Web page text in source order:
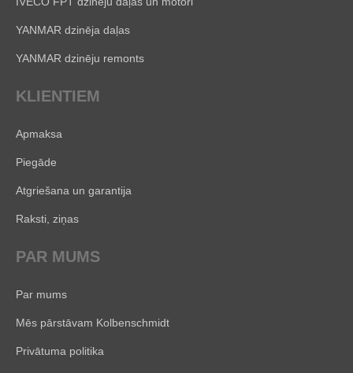
YANMAR dzinēja daļas
YANMAR dzinēju remonts
KLIENTIEM
Apmaksa
Piegāde
Atgriešana un garantija
Raksti, ziņas
PAR MUMS
Par mums
Mēs pārstāvam Kolbenschmidt
Privātuma politika